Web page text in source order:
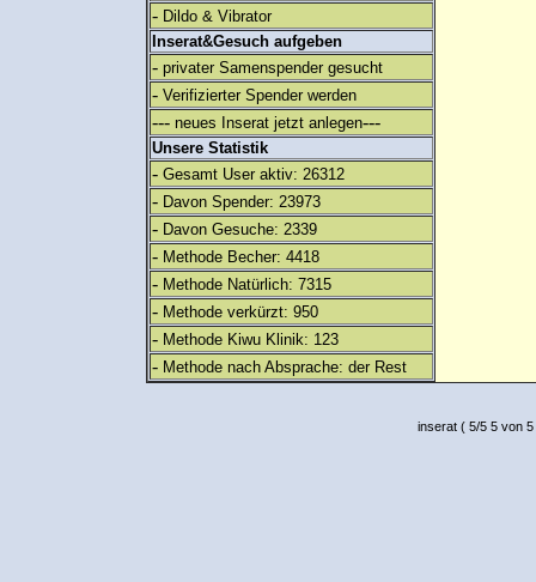
- Dildo & Vibrator
Inserat&Gesuch aufgeben
- privater Samenspender gesucht
- Verifizierter Spender werden
--- neues Inserat jetzt anlegen---
Unsere Statistik
- Gesamt User aktiv: 26312
- Davon Spender: 23973
- Davon Gesuche: 2339
- Methode Becher: 4418
- Methode Natürlich: 7315
- Methode verkürzt: 950
- Methode Kiwu Klinik: 123
- Methode nach Absprache: der Rest
inserat( 5/5 5 von 5